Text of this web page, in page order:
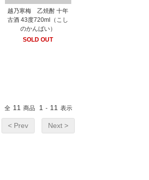
越乃寒梅 乙焼酎 十年
古酒 43度720ml（こし
のかんばい）
SOLD OUT
全 11 商品 1 - 11 表示
< Prev Next >